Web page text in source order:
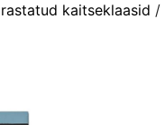
kaitseklaasid /